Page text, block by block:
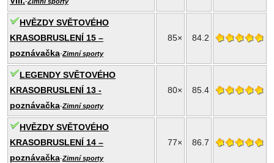
HVĚZDY SVĚTOVÉHO
KRASOBRUSLENÍ 15 –
poznávačka-Zimní sporty
85× 84.2
LEGENDY SVĚTOVÉHO
KRASOBRUSLENÍ 13 -
poznávačka-Zimní sporty
80× 85.4
HVĚZDY SVĚTOVÉHO
KRASOBRUSLENÍ 14 –
poznávačka-Zimní sporty
77× 86.7